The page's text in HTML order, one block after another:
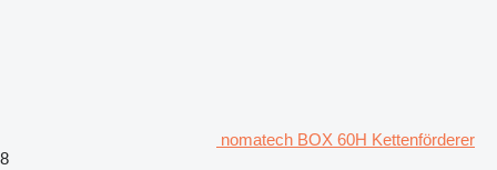
nomatech BOX 60H Kettenförderer
8